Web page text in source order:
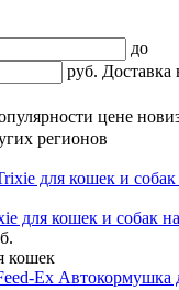
до
руб. Доставка
цене
регионов
для кошек и собак
кошек